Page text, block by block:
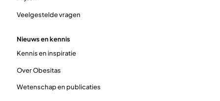
Veelgestelde vragen
Nieuws en kennis
Kennis en inspiratie
Over Obesitas
Wetenschap en publicaties